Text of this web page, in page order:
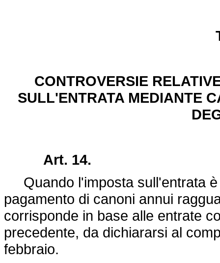
CONTROVERSIE
SULL'ENTRATA MEDIANTE
Art. 14.
Quando l'imposta sull'entrata è
pagamento di canoni annui
corrisponde in base alle entrate
precedente, da dichiararsi al
febbraio.